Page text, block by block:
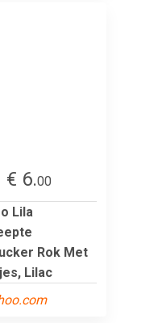
€ 6.00
Lila
Rok Met
Lilac